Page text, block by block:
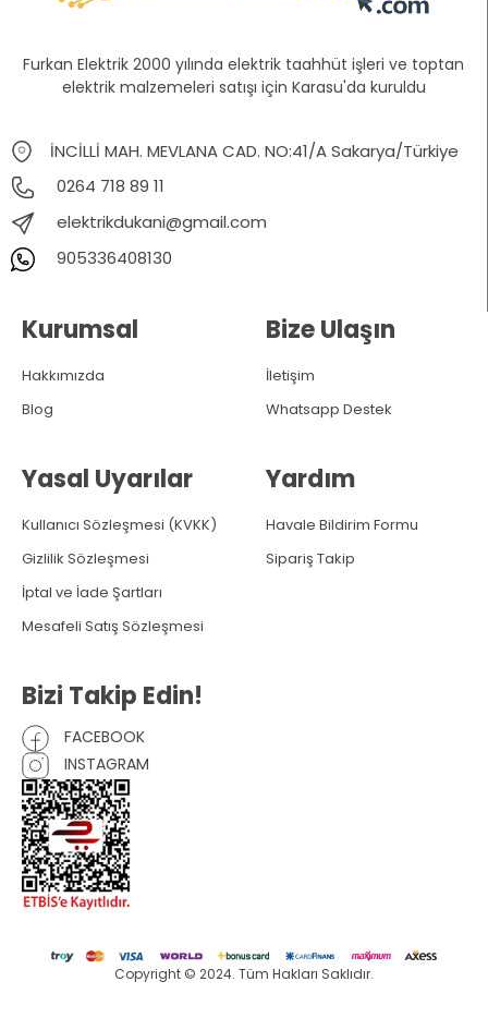
Furkan Elektrik 2000 yılında elektrik taahhüt işleri ve toptan
elektrik malzemeleri satışı için Karasu'da kuruldu
İNCİLLİ MAH. MEVLANA CAD. NO:41/A Sakarya/Türkiye
0264 718 89 11
elektrikdukani@gmail.com
905336408130
Kurumsal
Hakkımızda
Blog
Yasal Uyarılar
Kullanıcı Sözleşmesi (KVKK)
Gizlilik Sözleşmesi
İptal ve İade Şartları
Mesafeli Satış Sözleşmesi
Bize Ulaşın
İletişim
Whatsapp Destek
Yardım
Havale Bildirim Formu
Sipariş Takip
Bizi Takip Edin!
FACEBOOK
INSTAGRAM
Copyright © 2024. Tüm Hakları Saklıdır.